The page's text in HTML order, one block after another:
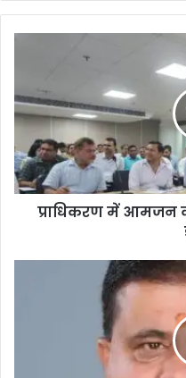
प्राधिकरण में आमजन